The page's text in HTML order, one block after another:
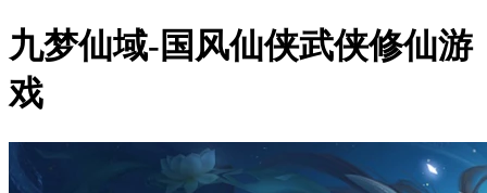
九梦仙域-国风仙侠武侠修仙游
戏